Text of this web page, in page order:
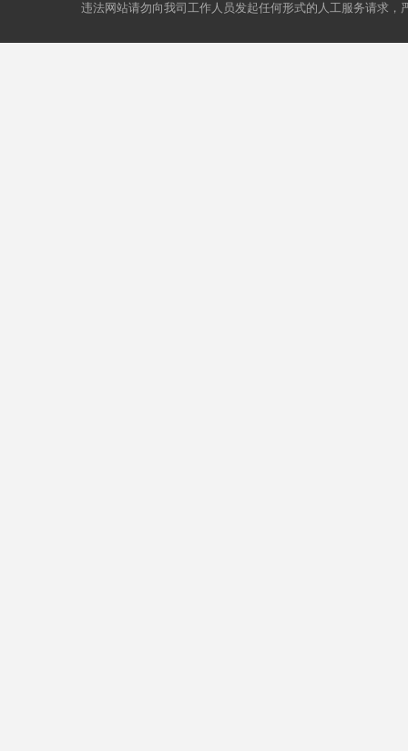
违法网站请勿向我司工作人员发起任何形式的人工服务请求，